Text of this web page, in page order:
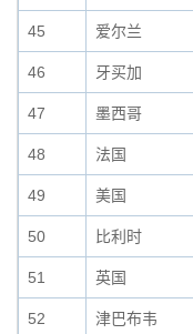
45 爱尔兰
46 牙买加
47 墨西哥
48 法国
49 美国
50 比利时
51 英国
52 津巴布韦